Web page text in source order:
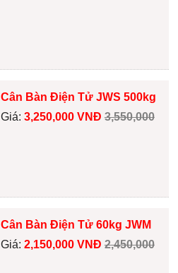
Cân Bàn Điện Tử JWS 500kg
Giá: 3,250,000 VNĐ 3,550,000
Cân Bàn Điện Tử 60kg JWM
Giá: 2,150,000 VNĐ 2,450,000